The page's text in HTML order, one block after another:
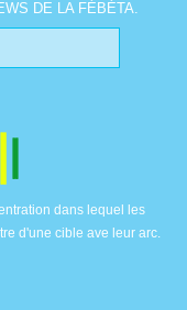
DE LA FÉBÉTA.
dans lequel les
d'une cible ave leur arc.